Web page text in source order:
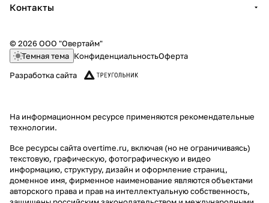
Контакты
© 2026 ООО "Овертайм"
Темная тема КонфиденциальностьОферта
Разработка сайта
На информационном ресурсе применяются рекомендательные
технологии.
Все ресурсы сайта overtime.ru, включая (но не ограничиваясь)
текстовую, графическую, фотографическую и видео
информацию, структуру, дизайн и оформление страниц,
доменное имя, фирменное наименование являются объектами
авторского права и прав на интеллектуальную собственность,